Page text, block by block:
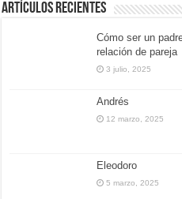
Artículos Recientes
Cómo ser un
relación de pareja
3 julio, 2025
Andrés
12 marzo, 2025
Eleodoro
5 marzo, 2025